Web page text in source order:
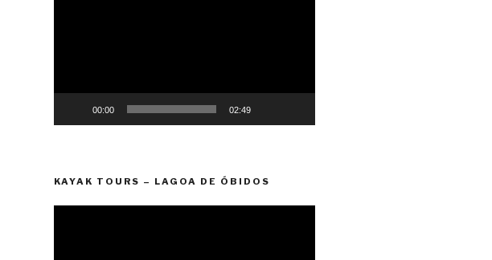
00:00 02:49
KAYAK TOURS – LAGOA DE ÓBIDOS